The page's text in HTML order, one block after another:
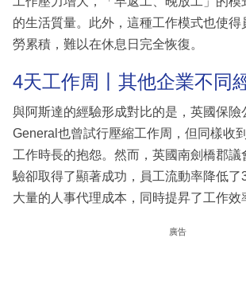
的生活質量。此外，這種工作模式也使得
勞累積，難以在休息日完全恢復。
4天工作周丨其他企業不同
與阿斯達的經驗形成對比的是，英國保險
General也曾試行壓縮工作周，但同樣收
工作時長的抱怨。然而，英國南劍橋郡議
驗卻取得了顯著成功，員工流動率降低了
大量的人事代理成本，同時提昇了工作效
廣告